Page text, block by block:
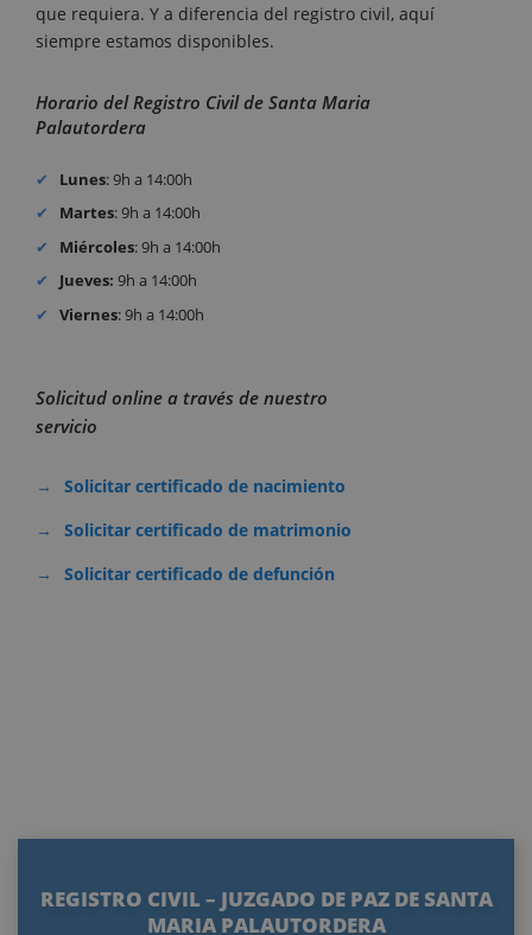
REGISTRO CIVIL – JUZGADO DE PAZ DE SANTA
MARIA PALAUTORDERA
que requiera. Y a diferencia del registro civil, aquí
siempre estamos disponibles.
Horario del Registro Civil de Santa Maria
Palautordera
Lunes: 9h a 14:00h
Martes: 9h a 14:00h
Miércoles: 9h a 14:00h
Jueves: 9h a 14:00h
Viernes: 9h a 14:00h
Solicitud online a través de nuestro
servicio
Solicitar certificado de nacimiento
Solicitar certificado de matrimonio
Solicitar certificado de defunción